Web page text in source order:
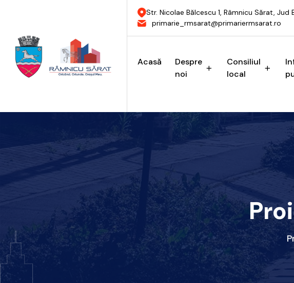
Str. Nicolae Bălcescu 1, Râmnicu Sărat, Jud
primarie_rmsarat@primariermsarat.ro
Acasă
Despre
noi
Consiliul
local